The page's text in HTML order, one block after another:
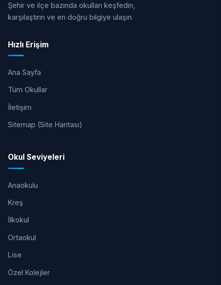
Şehir ve ilçe bazında okulları keşfedin,
karşılaştırın ve en doğru bilgiye ulaşın.
Hızlı Erişim
Ana Sayfa
Tüm Okullar
İletişim
Sitemap (Site Haritası)
Okul Seviyeleri
Anaokulu
Kreş
İlkokul
Ortaokul
Lise
Özel Kolejler